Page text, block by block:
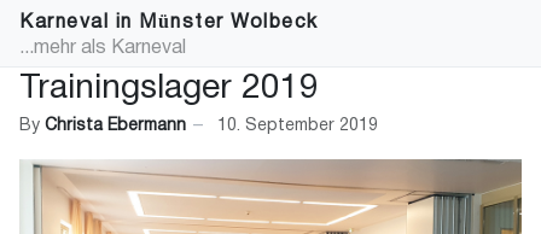
Karneval in Münster Wolbeck
...mehr als Karneval
Trainingslager 2019
By Christa Ebermann 10. September 2019